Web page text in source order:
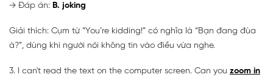
→ Đáp án: B. joking
Giải thích: Cụm từ “You’re kidding!” có nghĩa là “Bạn đang đùa
à?”, dùng khi người nói không tin vào điều vừa nghe.
3. I can't read the text on the computer screen. Can you zoom in